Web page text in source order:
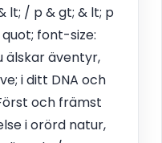
lt; / p & gt; & lt; p
font-size:
älskar äventyr,
i ditt DNA och
och främst
i orörd natur,